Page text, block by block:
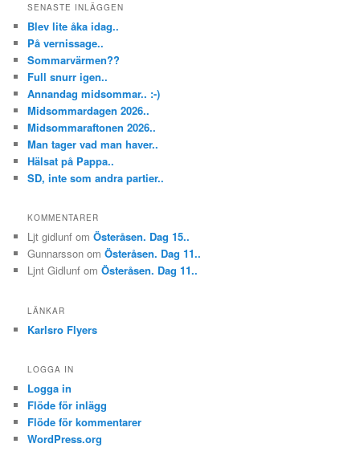
SENASTE INLÄGGEN
Blev lite åka idag..
På vernissage..
Sommarvärmen??
Full snurr igen..
Annandag midsommar.. :-)
Midsommardagen 2026..
Midsommaraftonen 2026..
Man tager vad man haver..
Hälsat på Pappa..
SD, inte som andra partier..
KOMMENTARER
Ljt gidlunf omÖsteråsen. Dag 15..
Gunnarsson omÖsteråsen. Dag 11..
Ljnt Gidlunf omÖsteråsen. Dag 11..
LÄNKAR
Karlsro Flyers
LOGGA IN
Logga in
Flöde för inlägg
Flöde för kommentarer
WordPress.org